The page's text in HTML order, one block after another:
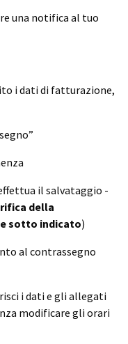
una notifica al tuo
i dati di fatturazione,
il salvataggio -
della
sotto indicato)
al contrassegno
i dati e gli allegati
modificare gli orari